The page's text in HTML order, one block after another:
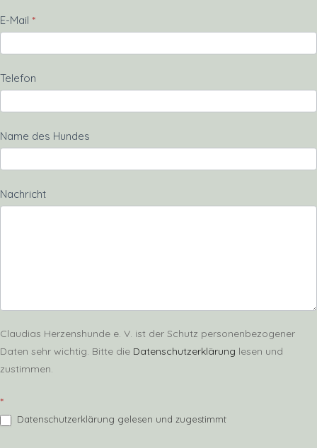
E-Mail *
Telefon
Name des Hundes
Nachricht
Claudias Herzenshunde e. V. ist der Schutz personenbezogener
Daten sehr wichtig. Bitte die Datenschutzerklärung lesen und
zustimmen.
*
Datenschutzerklärung gelesen und zugestimmt